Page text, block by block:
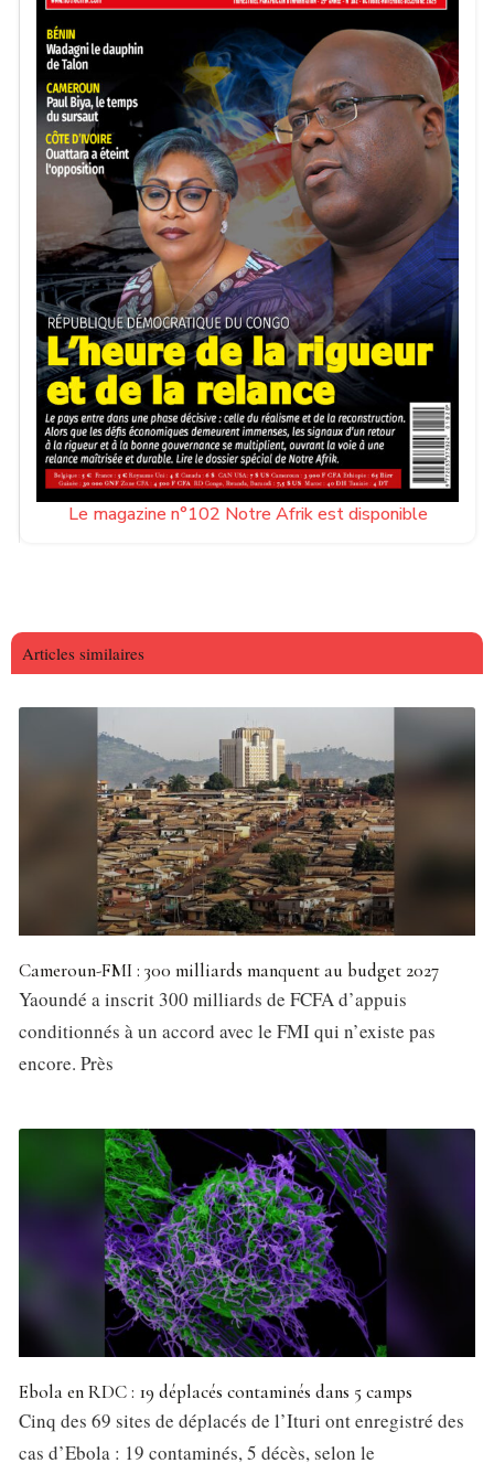
Le magazine n°102 Notre Afrik est disponible
Articles similaires
Cameroun-FMI : 300 milliards manquent au budget 2027
Yaoundé a inscrit 300 milliards de FCFA d’appuis
conditionnés à un accord avec le FMI qui n’existe pas
encore. Près
Ebola en RDC : 19 déplacés contaminés dans 5 camps
Cinq des 69 sites de déplacés de l’Ituri ont enregistré des
cas d’Ebola : 19 contaminés, 5 décès, selon le